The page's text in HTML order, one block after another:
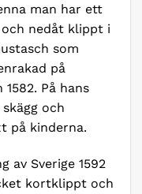
man har ett
nedåt klippt i
som
på
På hans
och
på kinderna.
av Sverige 1592
kortklippt och